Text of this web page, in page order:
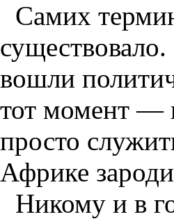
Самих
вошли
тот момент —
просто
Африке
Никому и в